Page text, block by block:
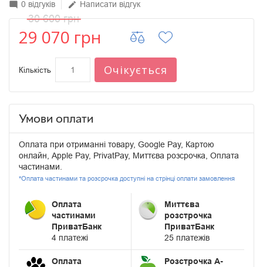
mode_comment 0 відгуків edit Написати відгук
30 600 грн
29 070 грн
Кількість Очікується
Умови оплати
Оплата при отриманні товару, Google Pay, Картою
онлайн, Apple Pay, PrivatPay, Миттєва розсрочка, Оплата
частинами.
*Оплата частинами та розсрочка доступні на стрінці оплати замовлення
Оплата
частинами
ПриватБанк
4 платежі
Миттєва
розстрочка
ПриватБанк
25 платежів
Оплата
Розстрочка А-